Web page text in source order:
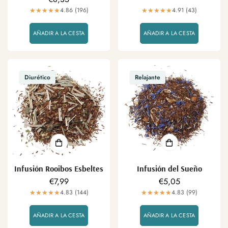
mismos nos seguirás encontrando.
regular4.86 (196)
AÑADIR A LA CESTA
4.91 (43)
AÑADIR A LA CESTA
Diurético
Infusión Rooibos Esbeltes
Precio
regular
€7,99
4.83 (144)
AÑADIR A LA CESTA
Relajante
Infusión del Sueño
Precio
regular
€5,05
4.83 (99)
AÑADIR A LA CESTA